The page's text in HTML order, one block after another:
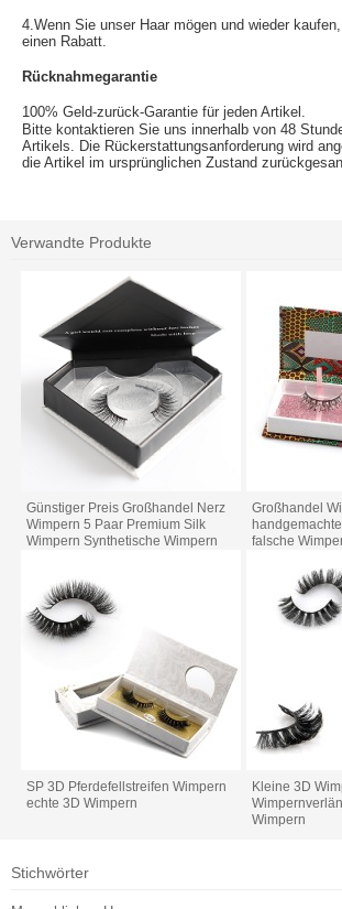
4.Wenn Sie unser Haar mögen und wieder
einen Rabatt.
Rücknahmegarantie
100% Geld-zurück-Garantie für jeden Artikel.
Bitte kontaktieren Sie uns innerhalb von 48
Artikels. Die Rückerstattungsanforderung wird
die Artikel im ursprünglichen Zustand
Verwandte Produkte
Günstiger Preis Großhandel Nerz
Wimpern 5 Paar Premium Silk
Wimpern Synthetische Wimpern
Großhandel
falsche
SP 3D Pferdefellstreifen Wimpern
echte 3D Wimpern
Kleine 3D
Wimpern
Stichwörter